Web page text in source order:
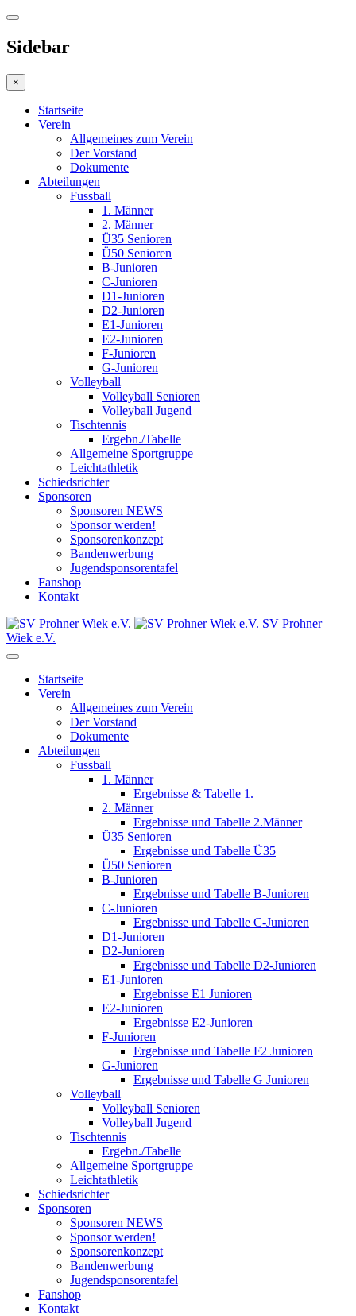
Sidebar
×
Startseite
Verein
Allgemeines zum Verein
Der Vorstand
Dokumente
Abteilungen
Fussball
1. Männer
2. Männer
Ü35 Senioren
Ü50 Senioren
B-Junioren
C-Junioren
D1-Junioren
D2-Junioren
E1-Junioren
E2-Junioren
F-Junioren
G-Junioren
Volleyball
Volleyball Senioren
Volleyball Jugend
Tischtennis
Ergebn./Tabelle
Allgemeine Sportgruppe
Leichtathletik
Schiedsrichter
Sponsoren
Sponsoren NEWS
Sponsor werden!
Sponsorenkonzept
Bandenwerbung
Jugendsponsorentafel
Fanshop
Kontakt
SV Prohner
Wiek e.V.
Startseite
Verein
Allgemeines zum Verein
Der Vorstand
Dokumente
Abteilungen
Fussball
1. Männer
Ergebnisse & Tabelle 1.
2. Männer
Ergebnisse und Tabelle 2.Männer
Ü35 Senioren
Ergebnisse und Tabelle Ü35
Ü50 Senioren
B-Junioren
Ergebnisse und Tabelle B-Junioren
C-Junioren
Ergebnisse und Tabelle C-Junioren
D1-Junioren
D2-Junioren
Ergebnisse und Tabelle D2-Junioren
E1-Junioren
Ergebnisse E1 Junioren
E2-Junioren
Ergebnisse E2-Junioren
F-Junioren
Ergebnisse und Tabelle F2 Junioren
G-Junioren
Ergebnisse und Tabelle G Junioren
Volleyball
Volleyball Senioren
Volleyball Jugend
Tischtennis
Ergebn./Tabelle
Allgemeine Sportgruppe
Leichtathletik
Schiedsrichter
Sponsoren
Sponsoren NEWS
Sponsor werden!
Sponsorenkonzept
Bandenwerbung
Jugendsponsorentafel
Fanshop
Kontakt